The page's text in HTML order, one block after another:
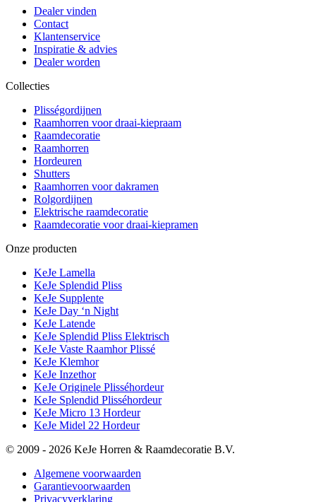
Dealer vinden
Contact
Klantenservice
Inspiratie & advies
Dealer worden
Collecties
Plisségordijnen
Raamhorren voor draai-kiepraam
Raamdecoratie
Raamhorren
Hordeuren
Shutters
Raamhorren voor dakramen
Rolgordijnen
Elektrische raamdecoratie
Raamdecoratie voor draai-kiepramen
Onze producten
KeJe Lamella
KeJe Splendid Pliss
KeJe Supplente
KeJe Day ‘n Night
KeJe Latende
KeJe Splendid Pliss Elektrisch
KeJe Vaste Raamhor Plissé
KeJe Klemhor
KeJe Inzethor
KeJe Originele Plisséhordeur
KeJe Splendid Plisséhordeur
KeJe Micro 13 Hordeur
KeJe Midel 22 Hordeur
© 2009 - 2026 KeJe Horren & Raamdecoratie B.V.
Algemene voorwaarden
Garantievoorwaarden
Privacyverklaring